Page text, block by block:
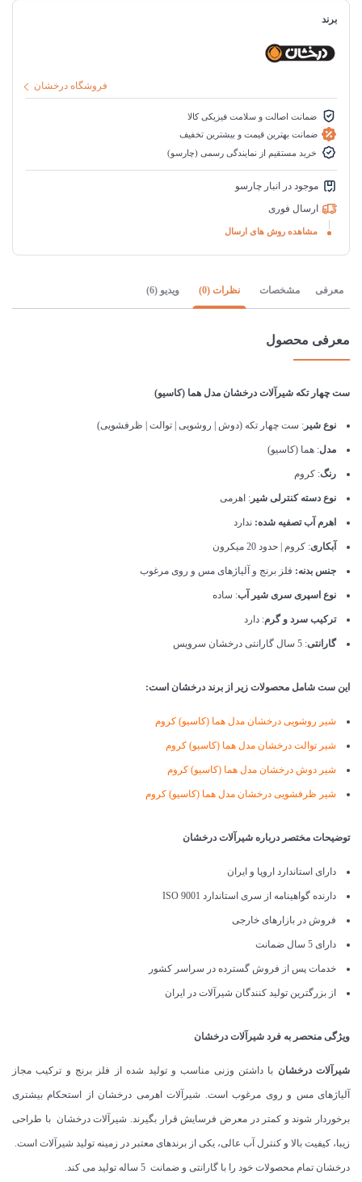
برند
فروشگاه درخشان
ضمانت اصالت و سلامت فیزیکی کالا
ضمانت بهترین قیمت و بیشترین تخفیف
خرید مستقیم از نمایندگی رسمی (چارسو)
موجود در انبار چارسو
ارسال فوری
مشاهده روش های ارسال
معرفی مشخصات نظرات (0) ویدیو (6)
معرفی محصول
ست چهار تکه شیرآلات درخشان مدل هما (کاسیو)
نوع شیر : ست چهار تکه (دوش | روشویی | توالت | ظرفشویی)
مدل: هما (کاسیو)
رنگ: کروم
نوع دسته کنترلی شیر : اهرمی
اهرم آب تصفیه شده: ندارد
آبکاری: کروم | حدود 20 میکرون
جنس بدنه: فلز برنج و آلیاژهای مس و روی مرغوب
نوع اسپری سری شیر آب: ساده
ترکیب سرد و گرم: دارد
گارانتی: 5 سال گارانتی درخشان سرویس
این ست شامل محصولات زیر از برند درخشان است:
شیر روشویی درخشان مدل هما (کاسیو) کروم
شیر توالت درخشان مدل هما (کاسیو) کروم
شیر دوش درخشان مدل هما (کاسیو) کروم
شیر ظرفشویی درخشان مدل هما (کاسیو) کروم
توضیحات مختصر درباره شیرآلات درخشان
دارای استاندارد اروپا و ایران
دارنده گواهینامه از سری استاندارد ISO 9001
فروش در بازارهای خارجی
دارای 5 سال ضمانت
خدمات پس از فروش گسترده در سراسر کشور
از بزرگترین تولید کنندگان شیرآلات در ایران
ویژگی منحصر به فرد شیرآلات درخشان
شیرآلات درخشان با داشتن وزنی مناسب و تولید شده از فلز برنج و ترکیب مجاز
آلیاژهای مس و روی مرغوب است. شیرآلات اهرمی درخشان از استحکام بیشتری
برخوردار شوند و کمتر در معرض فرسایش قرار بگیرند. شیرآلات درخشان با طراحی
زیبا، کیفیت بالا و کنترل آب عالی، یکی از برندهای معتبر در زمینه تولید شیرآلات است.
درخشان تمام محصولات خود را با گارانتی و ضمانت 5 ساله تولید می کند.